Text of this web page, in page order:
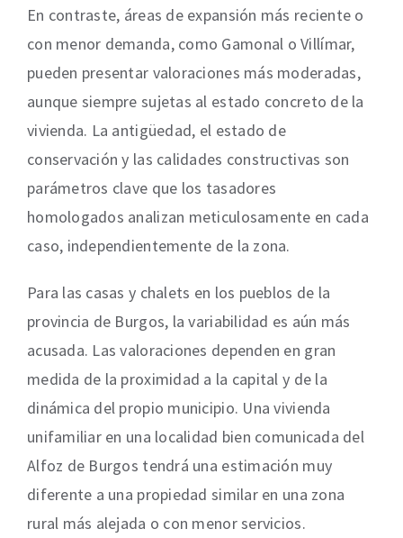
En contraste, áreas de expansión más reciente o
con menor demanda, como Gamonal o Villímar,
pueden presentar valoraciones más moderadas,
aunque siempre sujetas al estado concreto de la
vivienda. La antigüedad, el estado de
conservación y las calidades constructivas son
parámetros clave que los tasadores
homologados analizan meticulosamente en cada
caso, independientemente de la zona.
Para las casas y chalets en los pueblos de la
provincia de Burgos, la variabilidad es aún más
acusada. Las valoraciones dependen en gran
medida de la proximidad a la capital y de la
dinámica del propio municipio. Una vivienda
unifamiliar en una localidad bien comunicada del
Alfoz de Burgos tendrá una estimación muy
diferente a una propiedad similar en una zona
rural más alejada o con menor servicios.